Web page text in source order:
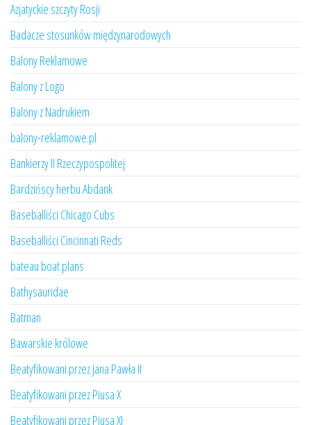
Azjatyckie szczyty Rosji
Badacze stosunków międzynarodowych
Balony Reklamowe
Balony z Logo
Balony z Nadrukiem
balony-reklamowe.pl
Bankierzy II Rzeczypospolitej
Bardzińscy herbu Abdank
Baseballiści Chicago Cubs
Baseballiści Cincinnati Reds
bateau boat plans
Bathysauridae
Batman
Bawarskie królowe
Beatyfikowani przez Jana Pawła II
Beatyfikowani przez Piusa X
Beatyfikowani przez Piusa XI